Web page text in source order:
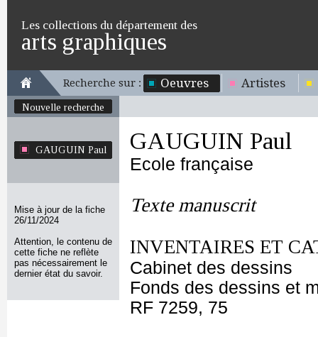
Les collections du département des
arts graphiques
Recherche sur : Oeuvres Artistes
Nouvelle recherche
GAUGUIN Paul
Mise à jour de la fiche
26/11/2024
Attention, le contenu de
cette fiche ne reflète
pas nécessairement le
dernier état du savoir.
GAUGUIN Paul
Ecole française
Texte manuscrit
INVENTAIRES ET
Cabinet des dessins
Fonds des dessins et
RF 7259, 75